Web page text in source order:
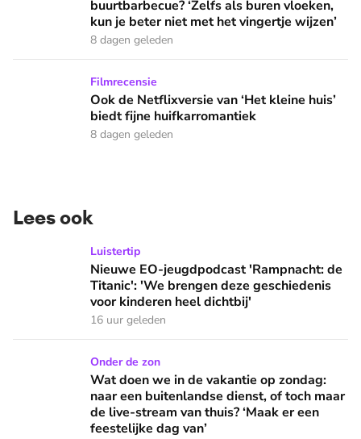
buurtbarbecue? ‘Zelfs als buren vloeken,
kun je beter niet met het vingertje wijzen’
8 dagen geleden
Ook de Netflixversie van ‘Het kleine huis’ biedt fijne
Filmrecensie
Ook de Netflixversie van ‘Het kleine huis’
biedt fijne huifkarromantiek
8 dagen geleden
Lees ook
Nieuwe EO-jeugdpodcast 'Rampnacht: de Titanic': 'We
Luistertip
Nieuwe EO-jeugdpodcast 'Rampnacht: de
Titanic': 'We brengen deze geschiedenis
voor kinderen heel dichtbij'
16 uur geleden
Wat doen we in de vakantie op zondag: naar een
Onder de zon
Wat doen we in de vakantie op zondag:
naar een buitenlandse dienst, of toch maar
de live-stream van thuis? ‘Maak er een
feestelijke dag van’